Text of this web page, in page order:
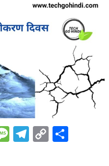
Message
Telegram
Copy